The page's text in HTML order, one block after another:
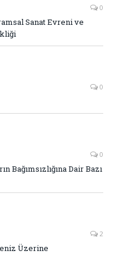
0
Sanat Evreni ve
0
0
Bağımsızlığına Dair Bazı
2
Üzerine